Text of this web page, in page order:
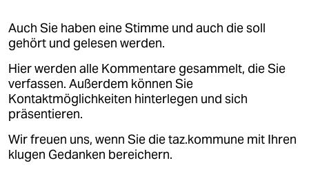
Auch Sie haben eine Stimme und auch die soll
gehört und gelesen werden.
Hier werden alle Kommentare gesammelt, die Sie
verfassen. Außerdem können Sie
Kontaktmöglichkeiten hinterlegen und sich
präsentieren.
Wir freuen uns, wenn Sie die taz.kommune mit Ihren
klugen Gedanken bereichern.